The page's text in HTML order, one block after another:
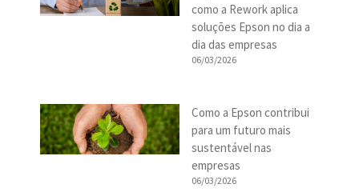
como a Rework aplica
soluções Epson no dia a
dia das empresas
06/03/2026
Como a Epson contribui
para um futuro mais
sustentável nas
empresas
06/03/2026